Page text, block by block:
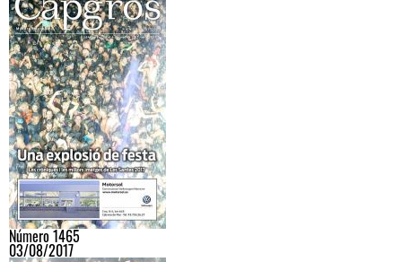
Número 1465
03/08/2017